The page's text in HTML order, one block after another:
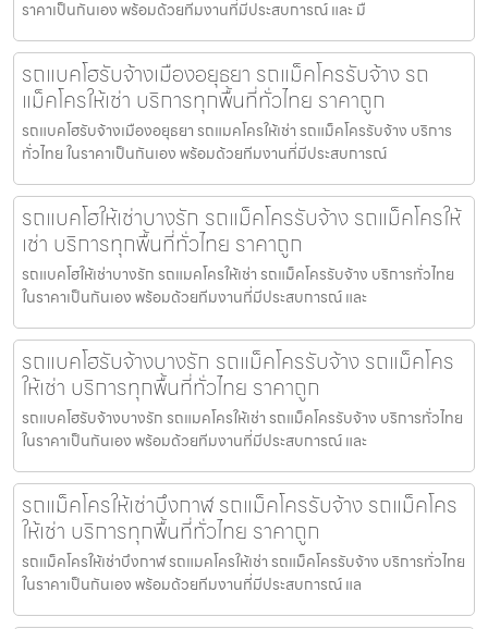
ราคาเป็นกันเอง พร้อมด้วยทีมงานที่มีประสบการณ์ และ มื
รถแบคโฮรับจ้างเมืองอยุธยา รถแม็คโครรับจ้าง รถ
แม็คโครให้เช่า บริการทุกพื้นที่ทั่วไทย ราคาถูก
รถแบคโฮรับจ้างเมืองอยุธยา รถแมคโครให้เช่า รถแม็คโครรับจ้าง บริการ
ทั่วไทย ในราคาเป็นกันเอง พร้อมด้วยทีมงานที่มีประสบการณ์
รถแบคโฮให้เช่าบางรัก รถแม็คโครรับจ้าง รถแม็คโครให้
เช่า บริการทุกพื้นที่ทั่วไทย ราคาถูก
รถแบคโฮให้เช่าบางรัก รถแมคโครให้เช่า รถแม็คโครรับจ้าง บริการทั่วไทย
ในราคาเป็นกันเอง พร้อมด้วยทีมงานที่มีประสบการณ์ และ
รถแบคโฮรับจ้างบางรัก รถแม็คโครรับจ้าง รถแม็คโคร
ให้เช่า บริการทุกพื้นที่ทั่วไทย ราคาถูก
รถแบคโฮรับจ้างบางรัก รถแมคโครให้เช่า รถแม็คโครรับจ้าง บริการทั่วไทย
ในราคาเป็นกันเอง พร้อมด้วยทีมงานที่มีประสบการณ์ และ
รถแม็คโครให้เช่าบึงกาฬ รถแม็คโครรับจ้าง รถแม็คโคร
ให้เช่า บริการทุกพื้นที่ทั่วไทย ราคาถูก
รถแม็คโครให้เช่าบึงกาฬ รถแมคโครให้เช่า รถแม็คโครรับจ้าง บริการทั่วไทย
ในราคาเป็นกันเอง พร้อมด้วยทีมงานที่มีประสบการณ์ แล